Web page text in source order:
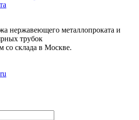
нержавеющего металлопроката и
трубок
склада в Москве.